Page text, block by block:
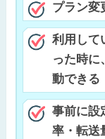
プラン変
利用して
った時に
動できる
事前に設
率・転送